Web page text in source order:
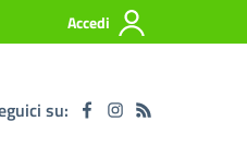
Accedi
su: